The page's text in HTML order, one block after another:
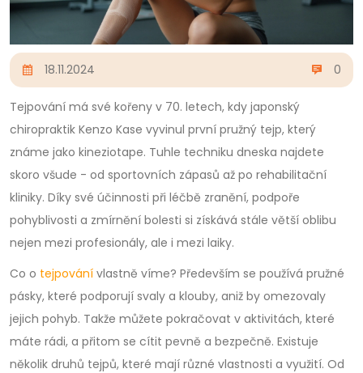
18.11.2024 0
Tejpování má své kořeny v 70. letech, kdy japonský
chiropraktik Kenzo Kase vyvinul první pružný tejp, který
známe jako kineziotape. Tuhle techniku dneska najdete
skoro všude - od sportovních zápasů až po rehabilitační
kliniky. Díky své účinnosti při léčbě zranění, podpoře
pohyblivosti a zmírnění bolesti si získává stále větší oblibu
nejen mezi profesionály, ale i mezi laiky.
Co o tejpování vlastně víme? Především se používá pružné
pásky, které podporují svaly a klouby, aniž by omezovaly
jejich pohyb. Takže můžete pokračovat v aktivitách, které
máte rádi, a přitom se cítit pevně a bezpečně. Existuje
několik druhů tejpů, které mají různé vlastnosti a využití. Od